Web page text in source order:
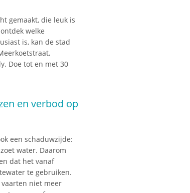
gemaakt, die leuk is
welke
is, kan de stad
Doe tot en met 30
en verbod op
een schaduwzijde:
water. Daarom
dat het vanaf
te gebruiken.
niet meer